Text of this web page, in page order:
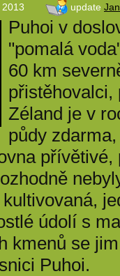
2013 update
Puhoi v
"pomalá
60 km
přistěhovalci,
Zéland je v
půdy
údolí s
kmenů se
Puhoi.